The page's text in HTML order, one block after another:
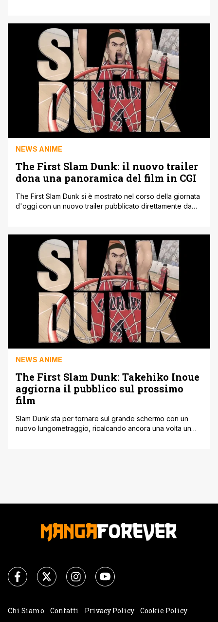
dedicato all'opera d'Inoue è sempre molto interessante,
sia per la grande assenza durata anni da parte della
versione [']
NEWS ANIME
The First Slam Dunk: il nuovo trailer
dona una panoramica del film in CGI
The First Slam Dunk si è mostrato nel corso della giornata
d'oggi con un nuovo trailer pubblicato direttamente da
e conciso trailer è stato mostrato durante un evento della
stessa Toei, dove appunto si è discusso del film
confermandone [']
NEWS ANIME
The First Slam Dunk: Takehiko Inoue
aggiorna il pubblico sul prossimo
film
Slam Dunk sta per tornare sul grande schermo con un
nuovo lungometraggio, ricalcando ancora una volta un
Chi Siamo Contatti Privacy Policy
Cookie Policy